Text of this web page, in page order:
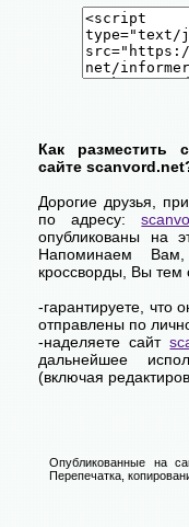
Как разместить
сайте
Дорогие друзья,
по адресу:
опубликованы на
Напоминаем
кроссворды, Вы
-гарантируете, что
отправлены по
-наделяете сайт
дальнейшее
(включая
Опубликованные на
Перепечатка,